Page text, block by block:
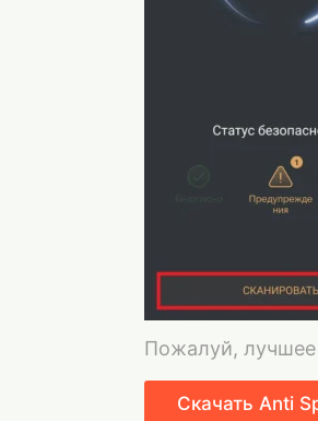
Пожалуй,
Скачать Anti